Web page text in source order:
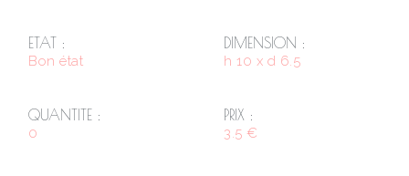
ETAT :
Bon état
DIMENSION :
h 10 x d 6.5
QUANTITE :
0
PRIX :
3.5 €